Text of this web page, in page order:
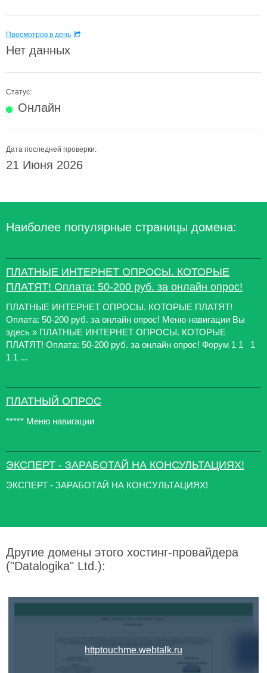
Просмотров в день
Нет данных
Статус:
Онлайн
Дата последней проверки:
21 Июня 2026
Наиболее популярные страницы домена:
ПЛАТНЫЕ ИНТЕРНЕТ ОПРОСЫ. КОТОРЫЕ
ПЛАТЯТ! Оплата: 50-200 руб. за онлайн опрос!
ПЛАТНЫЕ ИНТЕРНЕТ ОПРОСЫ. КОТОРЫЕ ПЛАТЯТ!
Оплата: 50-200 руб. за онлайн опрос! Меню навигации Вы
здесь » ПЛАТНЫЕ ИНТЕРНЕТ ОПРОСЫ. КОТОРЫЕ
ПЛАТЯТ! Оплата: 50-200 руб. за онлайн опрос! Форум 1 1 1
1 1 ...
ПЛАТНЫЙ ОПРОС
***** Меню навигации
ЭКСПЕРТ - ЗАРАБОТАЙ НА КОНСУЛЬТАЦИЯХ!
ЭКСПЕРТ - ЗАРАБОТАЙ НА КОНСУЛЬТАЦИЯХ!
Другие домены этого хостинг-провайдера
("Datalogika" Ltd.):
httptouchme.webtalk.ru